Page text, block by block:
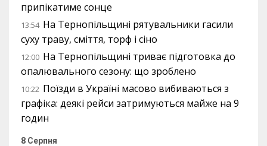
припікатиме сонце
13:54 На Тернопільщині рятувальники гасили
суху траву, сміття, торф і сіно
12:00 На Тернопільщині триває підготовка до
опалювального сезону: що зроблено
10:22 Поїзди в Україні масово вибиваються з
графіка: деякі рейси затримуються майже на 9
годин
8 Серпня